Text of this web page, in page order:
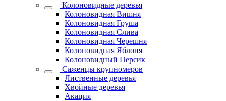
Колоновидные деревья
Колоновидная Вишня
Колоновидная Груша
Колоновидная Слива
Колоновидная Черешня
Колоновидная Яблоня
Колоновидный Персик
Саженцы крупномеров
Лиственные деревья
Хвойные деревья
Акация